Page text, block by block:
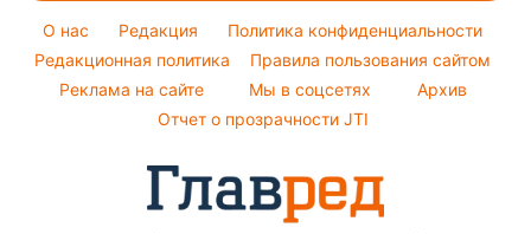
Настя Каменских
Виталий Козловский
Потап
София Ротару
Все о шоу-бизнесе
Красивый маникюр
Модные ошибки
Новости моды
Советы от Андре Тана
O нас Редакция
Политика конфиденциальности
Редакционная политика
Правила пользования сайтом
Реклама на сайте
Мы в соцсетях
Архив
Отчет о прозрачности JTI